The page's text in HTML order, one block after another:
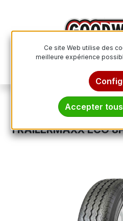
Pneus spéciaux
CST 155 R 13 C TL 91/
TRAILERMAXX ECO
Ignorer la galerie d'images
Ce site Web utilise des
meilleure expérience
Accepter